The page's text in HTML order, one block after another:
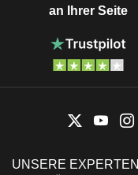
an Ihrer Seite
UNSERE EXPERTEN